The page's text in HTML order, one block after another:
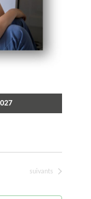
Évènements
suivants